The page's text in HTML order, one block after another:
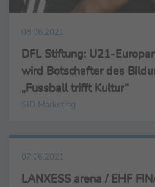
08.06.2021
DFL Stiftung: U21-
wird Botschafter des
„Fussball trifft Kultur“
SID Marketing
07.06.2021
LANXESS arena / EHF